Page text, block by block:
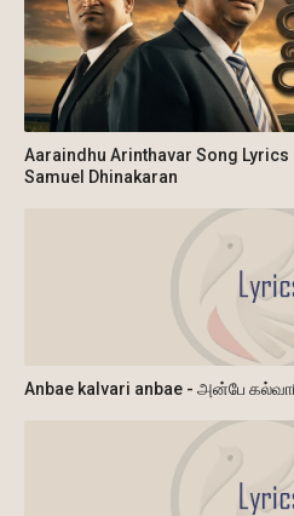
Aaraindhu Arinthavar Song Lyrics
Samuel Dhinakaran
Anbae kalvari anbae - அன்பே